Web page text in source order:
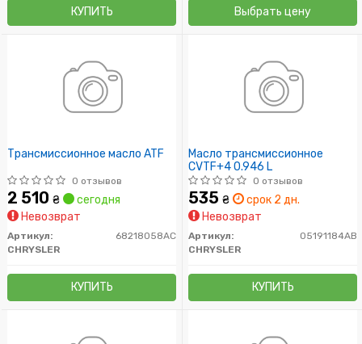
КУПИТЬ Выбрать цену
Трансмиссионное масло ATF
0 отзывов
2 510 ₴
сегодня
Невозврат
Артикул:
68218058AC
CHRYSLER
КУПИТЬ
Масло трансмиссионное
CVTF+4 0.946 L
0 отзывов
535 ₴
срок 2 дн.
Невозврат
Артикул:
05191184AB
CHRYSLER
КУПИТЬ